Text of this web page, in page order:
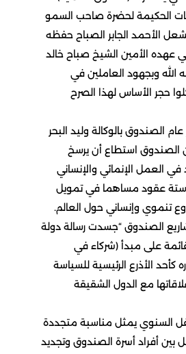
الحكيمة لحضرة صاحب السمو
الأحمد الجابر الصباح حفظه
عهده الأمين الشيخ صباح خالد
الله وبجهود العاملين في
حجر الأساس لهذا الصرح
الصندوق بالوكالة وليد البحر
الصندوق استطاع أن يرسخ
في العمل الإنمائي والإنساني
عقود مساهما في تمويل
الصندوق “جسدت رسالة دولة
على مبدأ (شركاء في
كأحد الأذرع الرئيسية للسياسة
مع الدول الشقيقة
السنوي يمثل مناسبة متجددة
بين أفراد أسرة الصندوق وتجديد